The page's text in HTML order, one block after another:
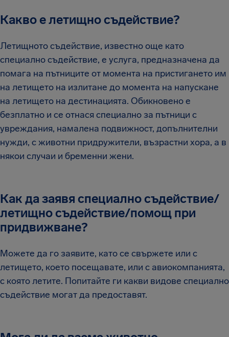
Какво е летищно съдействие?
Летищното съдействие, известно още като
специално съдействие, е услуга, предназначена да
помага на пътниците от момента на пристигането им
на летището на излитане до момента на напускане
на летището на дестинацията. Обикновено е
безплатно и се отнася специално за пътници с
увреждания, намалена подвижност, допълнителни
нужди, с животни придружители, възрастни хора, а в
някои случаи и бременни жени.
Как да заявя специално съдействие/
летищно съдействие/помощ при
придвижване?
Можете да го заявите, като се свържете или с
летището, което посещавате, или с авиокомпанията,
с която летите. Попитайте ги какви видове специално
съдействие могат да предоставят.